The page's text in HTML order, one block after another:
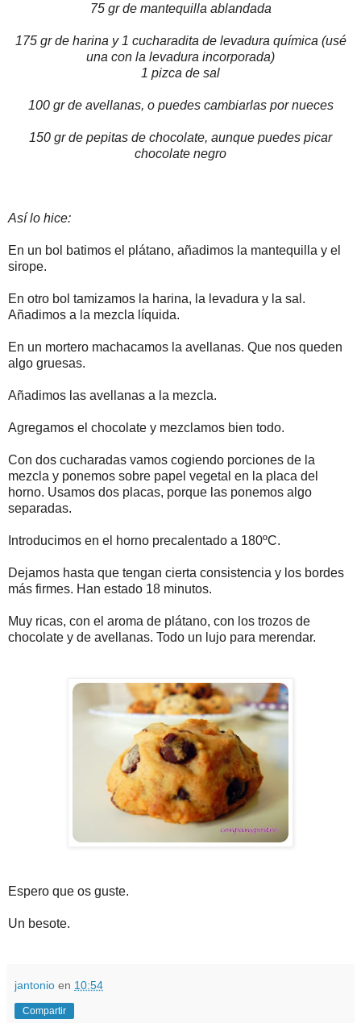
75 gr de mantequilla ablandada
175 gr de harina y 1 cucharadita de levadura química (usé
una con la levadura incorporada)
1 pizca de sal
100 gr de avellanas, o puedes cambiarlas por nueces
150 gr de pepitas de chocolate, aunque puedes picar
chocolate negro
Así lo hice:
En un bol batimos el plátano, añadimos la mantequilla y el
sirope.
En otro bol tamizamos la harina, la levadura y la sal.
Añadimos a la mezcla líquida.
En un mortero machacamos la avellanas. Que nos queden
algo gruesas.
Añadimos las avellanas a la mezcla.
Agregamos el chocolate y mezclamos bien todo.
Con dos cucharadas vamos cogiendo porciones de la
mezcla y ponemos sobre papel vegetal en la placa del
horno. Usamos dos placas, porque las ponemos algo
separadas.
Introducimos en el horno precalentado a 180ºC.
Dejamos hasta que tengan cierta consistencia y los bordes
más firmes. Han estado 18 minutos.
Muy ricas, con el aroma de plátano, con los trozos de
chocolate y de avellanas. Todo un lujo para merendar.
Espero que os guste.
Un besote.
jantonio en 10:54
Compartir